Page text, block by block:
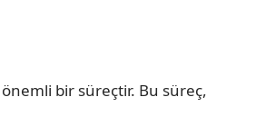
önemli bir süreçtir. Bu süreç,